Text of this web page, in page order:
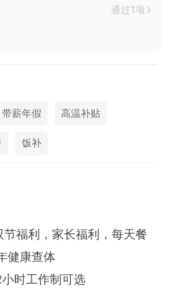
通过1项
带薪年假 高温补贴
饭补
福利，家长福利，每天餐
健康查体
时工作制可选